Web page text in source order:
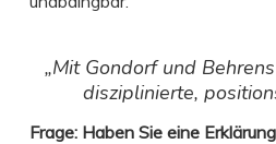
„Mit Gondorf und
disziplinierte,
Frage: Haben Sie eine